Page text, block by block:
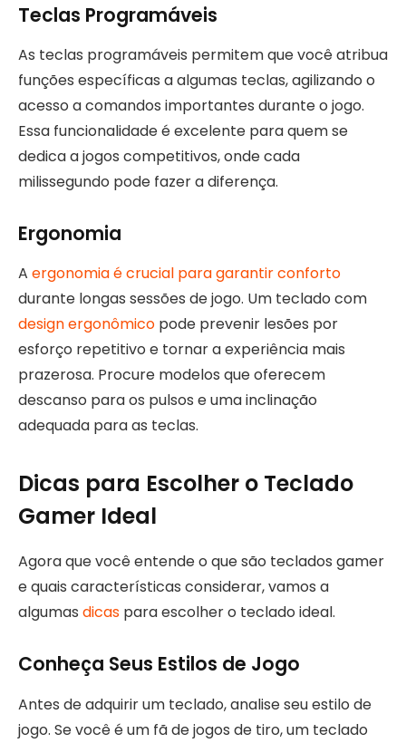
Teclas Programáveis
As teclas programáveis permitem que você atribua
funções específicas a algumas teclas, agilizando o
acesso a comandos importantes durante o jogo.
Essa funcionalidade é excelente para quem se
dedica a jogos competitivos, onde cada
milissegundo pode fazer a diferença.
Ergonomia
A ergonomia é crucial para garantir conforto
durante longas sessões de jogo. Um teclado com
design ergonômico pode prevenir lesões por
esforço repetitivo e tornar a experiência mais
prazerosa. Procure modelos que oferecem
descanso para os pulsos e uma inclinação
adequada para as teclas.
Dicas para Escolher o Teclado
Gamer Ideal
Agora que você entende o que são teclados gamer
e quais características considerar, vamos a
algumas dicas para escolher o teclado ideal.
Conheça Seus Estilos de Jogo
Antes de adquirir um teclado, analise seu estilo de
jogo. Se você é um fã de jogos de tiro, um teclado